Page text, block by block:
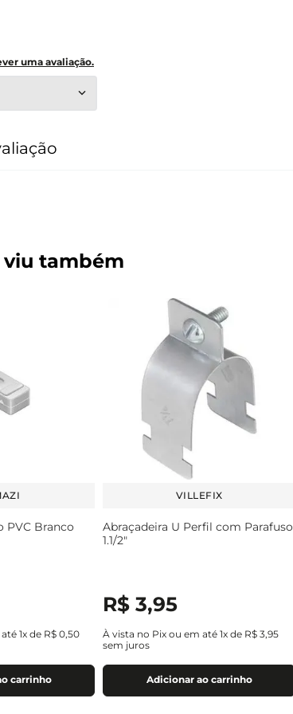
uma avaliação.
viu também
PVC Branco
1x de R$ 0,50
carrinho
VILLEFIX
Abraçadeira U Perfil com Parafuso
1.1/2"
R$ 3,95
À vista no Pix ou em até 1x de R$ 3,95
sem juros
Adicionar ao carrinho